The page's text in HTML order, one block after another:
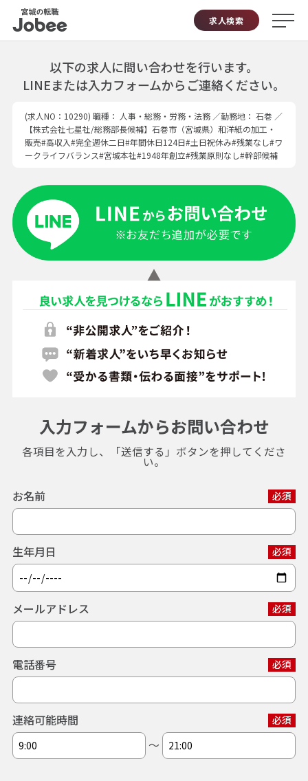
求人検索
以下の求人に問い合わせを行います。
LINEまたは入力フォームからご連絡ください。
(求人NO：10290) 職種： 人事・総務・労務・法務 ／勤務地： 石巻 ／
【株式会社七星社/総務部長候補】石巻市（宮城県）和洋紙の加工・
販売#高収入#完全週休二日#年間休日124日#土日祝休み#残業なし#ワ
ークライフバランス#宮城本社#1948年創立#残業原則なし#幹部候補
入力フォームからお問い合わせ
各項目を入力し、「送信する」ボタンを押してくださ
い。
お名前 必須
生年月日 必須
メールアドレス 必須
電話番号 必須
連絡可能時間 必須
〜